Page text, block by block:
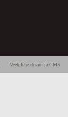
Veebilehe disain ja CMS